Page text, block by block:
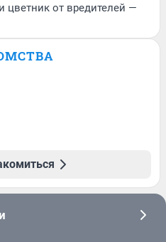
цветник от вредителей —